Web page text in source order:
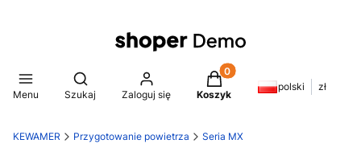
Menu
Otwórz wyszukiwarkę
Szukaj Zaloguj się
Produkty w koszyku: 0.
Koszyk
polski zł
KEWAMER Przygotowanie powietrza Seria MX